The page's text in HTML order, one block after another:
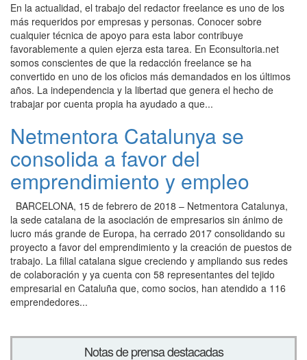
En la actualidad, el trabajo del redactor freelance es uno de los
más requeridos por empresas y personas. Conocer sobre
cualquier técnica de apoyo para esta labor contribuye
favorablemente a quien ejerza esta tarea. En Econsultoria.net
somos conscientes de que la redacción freelance se ha
convertido en uno de los oficios más demandados en los últimos
años. La independencia y la libertad que genera el hecho de
trabajar por cuenta propia ha ayudado a que...
Netmentora Catalunya se
consolida a favor del
emprendimiento y empleo
BARCELONA, 15 de febrero de 2018 – Netmentora Catalunya,
la sede catalana de la asociación de empresarios sin ánimo de
lucro más grande de Europa, ha cerrado 2017 consolidando su
proyecto a favor del emprendimiento y la creación de puestos de
trabajo. La filial catalana sigue creciendo y ampliando sus redes
de colaboración y ya cuenta con 58 representantes del tejido
empresarial en Cataluña que, como socios, han atendido a 116
emprendedores...
Notas de prensa destacadas